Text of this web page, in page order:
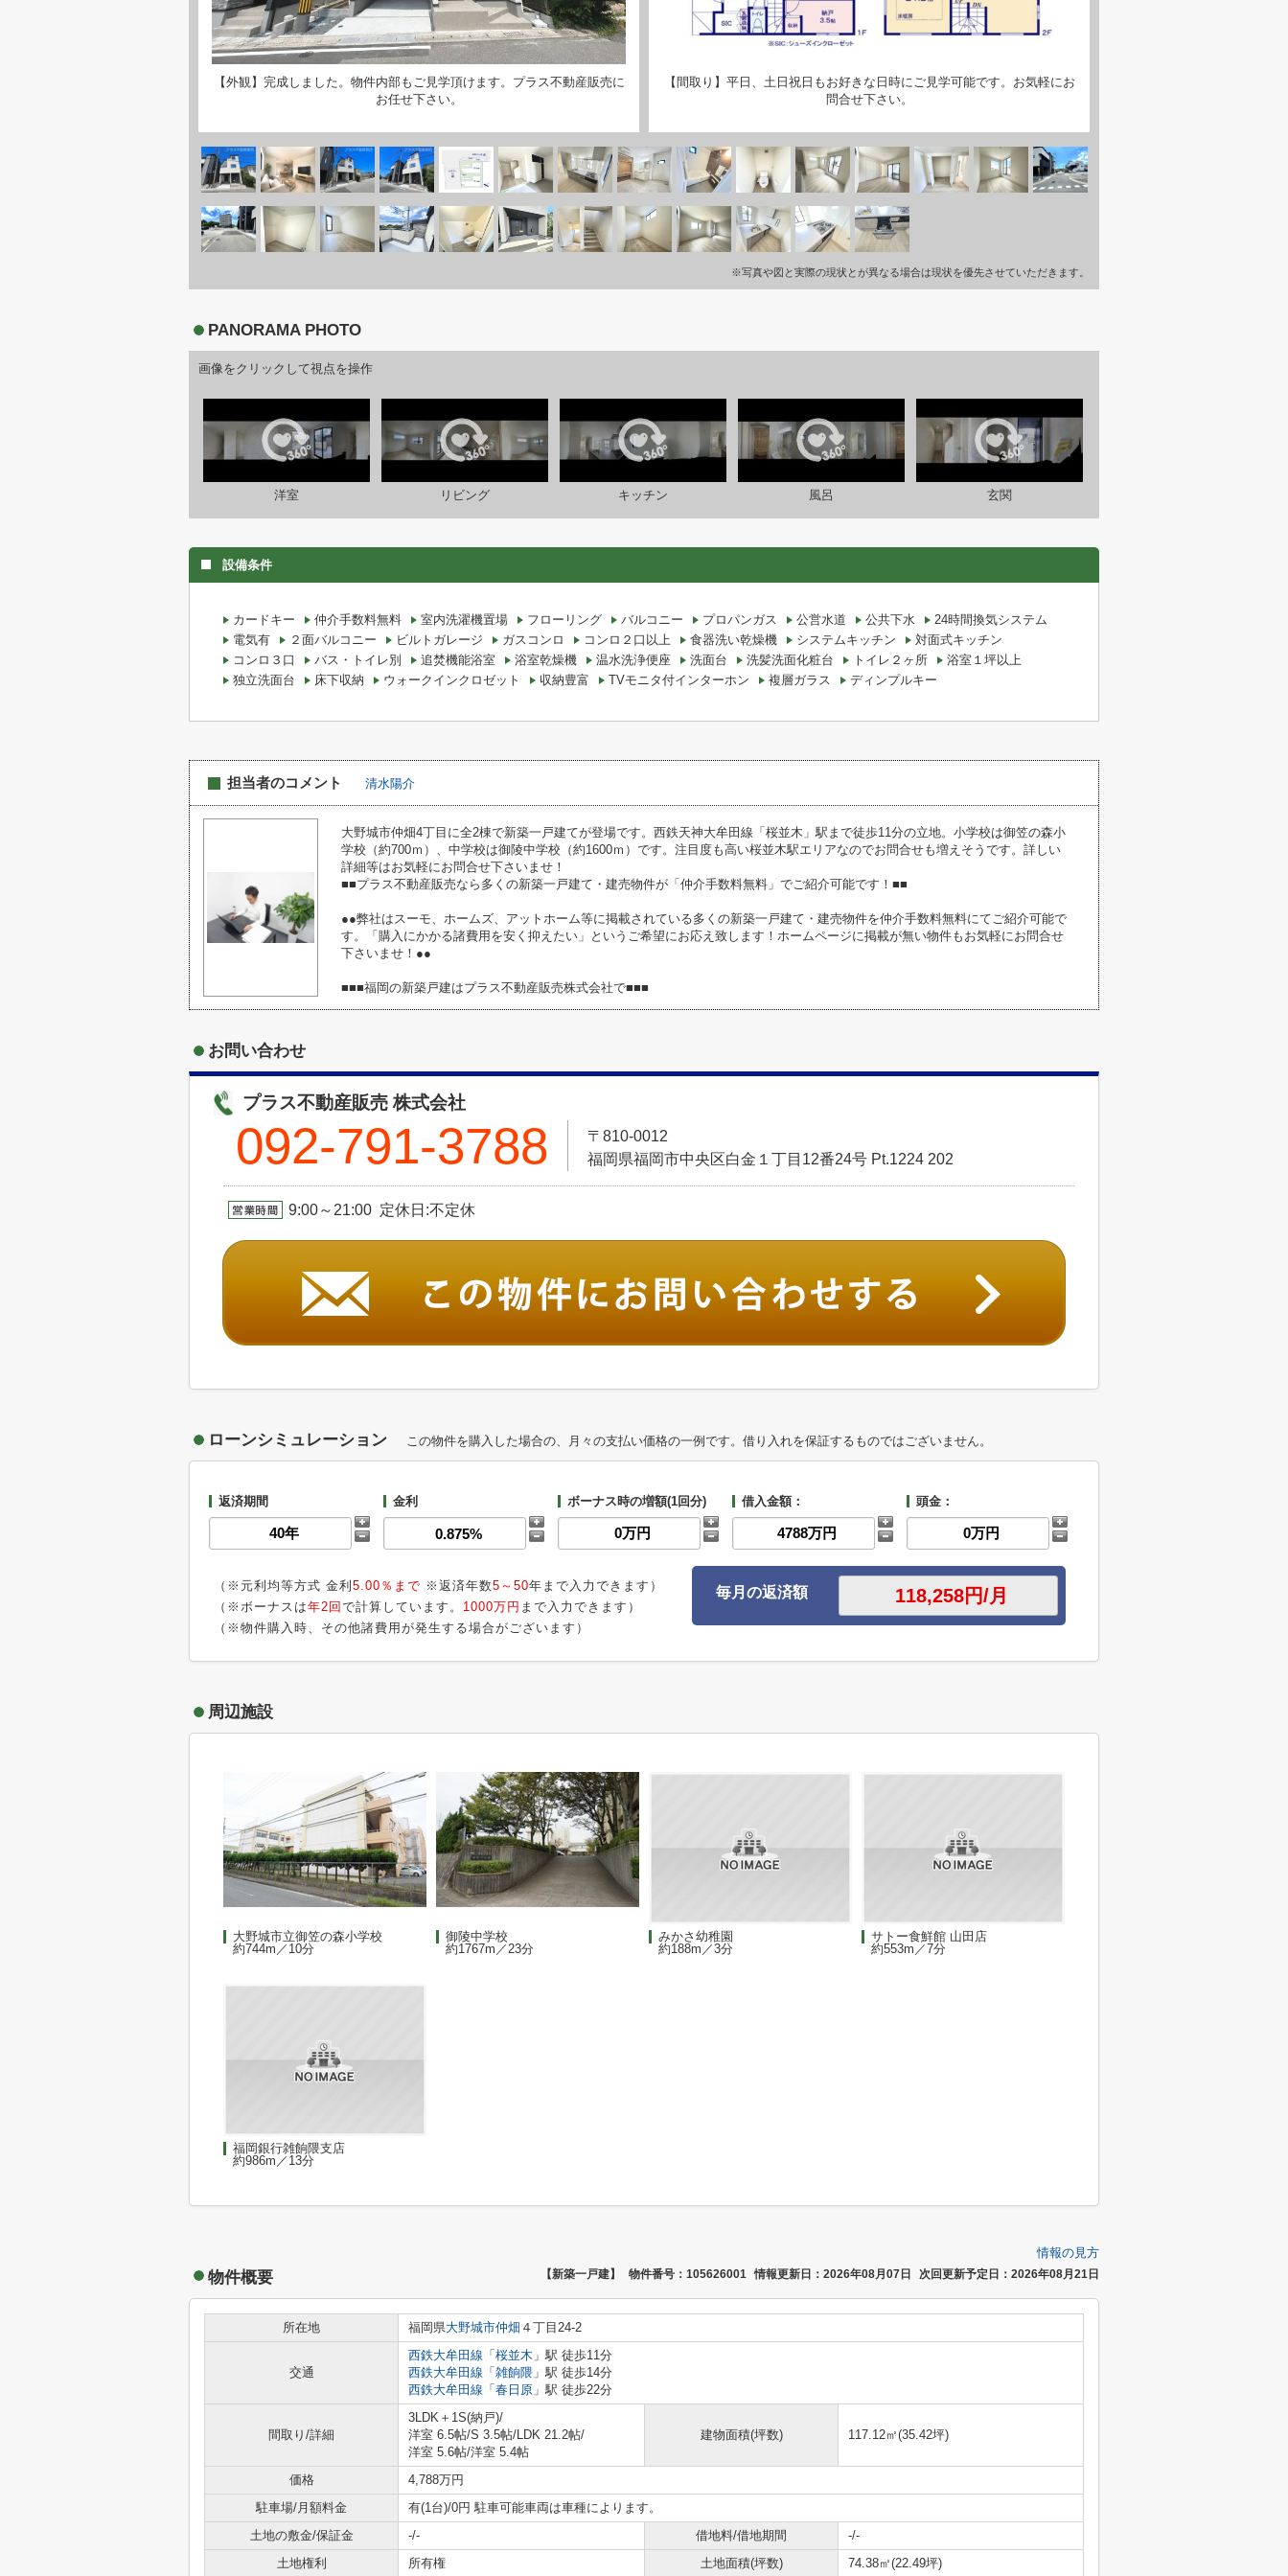
【外観】完成しました。物件内部もご見学頂けます。プラス不動産販売に
お任せ下さい。
【間取り】平日、土日祝日もお好きな日時にご見学可能です。お気軽にお
問合せ下さい。
※写真や図と実際の現状とが異なる場合は現状を優先させていただきます。
PANORAMA PHOTO
画像をクリックして視点を操作
洋室 リビング キッチン 風呂 玄関
設備条件
カードキー 仲介手数料無料 室内洗濯機置場 フローリング バルコニー プロパンガス 公営水道 公共下水
24時間換気システム
電気有
２面バルコニー ビルトガレージ ガスコンロ コンロ２口以上 食器洗い乾燥機 システムキッチン
対面式キッチン
コンロ３口
バス・トイレ別 追焚機能浴室 浴室乾燥機 温水洗浄便座 洗面台 洗髪洗面化粧台 トイレ２ヶ所
浴室１坪以上
独立洗面台
床下収納 ウォークインクロゼット 収納豊富 TVモニタ付インターホン 複層ガラス ディンプルキー
担当者のコメント 清水陽介
大野城市仲畑4丁目に全2棟で新築一戸建てが登場です。西鉄天神大牟田線「桜並木」駅まで徒歩11分の立地。小学校は御笠の森小
学校（約700ｍ）、中学校は御陵中学校（約1600ｍ）です。注目度も高い桜並木駅エリアなのでお問合せも増えそうです。詳しい
詳細等はお気軽にお問合せ下さいませ！
■■プラス不動産販売なら多くの新築一戸建て・建売物件が「仲介手数料無料」でご紹介可能です！■■
●●弊社はスーモ、ホームズ、アットホーム等に掲載されている多くの新築一戸建て・建売物件を仲介手数料無料にてご紹介可能で
す。「購入にかかる諸費用を安く抑えたい」というご希望にお応え致します！ホームページに掲載が無い物件もお気軽にお問合せ
下さいませ！●●
■■■福岡の新築戸建はプラス不動産販売株式会社で■■■
お問い合わせ
プラス不動産販売 株式会社
092-791-3788
〒810-0012
福岡県福岡市中央区白金１丁目12番24号 Pt.1224 202
9:00～21:00 定休日:不定休
ローンシミュレーション この物件を購入した場合の、月々の支払い価格の一例です。借り入れを保証するものではございません。
返済期間 金利 ボーナス時の増額(1回分) 借入金額： 頭金：
（※元利均等方式 金利 5.00％まで ※返済年数5～50年まで入力できます）
（※ボーナスは年2回 で計算しています。 1000万円 まで入力できます）
（※物件購入時、その他諸費用が発生する場合がございます）
毎月の返済額
周辺施設
大野城市立御笠の森小学校
約744m／10分
御陵中学校
約1767m／23分
みかさ幼稚園
約188m／3分
サトー食鮮館 山田店
約553m／7分
福岡銀行雑餉隈支店
約986m／13分
情報の見方
物件概要 【新築一戸建】 物件番号：105626001 情報更新日：2026年08月07日 次回更新予定日：2026年08月21日
所在地 福岡県大野城市仲畑 ４丁目24-2
交通
西鉄大牟田線 「 桜並木 」駅 徒歩11分
西鉄大牟田線 「 雑餉隈 」駅 徒歩14分
西鉄大牟田線 「 春日原 」駅 徒歩22分
間取り/詳細
3LDK＋1S(納戸)/
洋室 6.5帖/S 3.5帖/LDK 21.2帖/
洋室 5.6帖/洋室 5.4帖
建物面積(坪数) 117.12㎡(35.42坪)
価格
4,788万円
駐車場/月額料金
有(1台)/0円 駐車可能車両は車種によります。
土地の敷金/保証金
-/- 借地料/借地期間
-/-
土地権利
所有権 土地面積(坪数) 74.38㎡(22.49坪)